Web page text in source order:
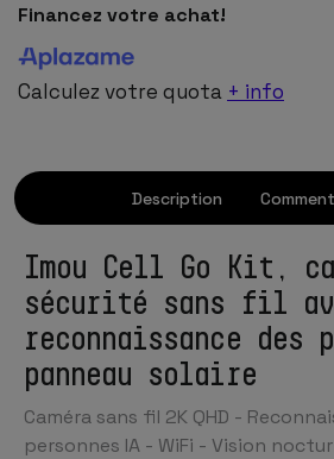
Financez votre achat!
Calculez votre quota + info
Description
Imou Cell Go Kit,
sécurité sans fil
reconnaissance des
panneau solaire
Caméra sans fil 2K QHD -
personnes IA - WiFi - Vision